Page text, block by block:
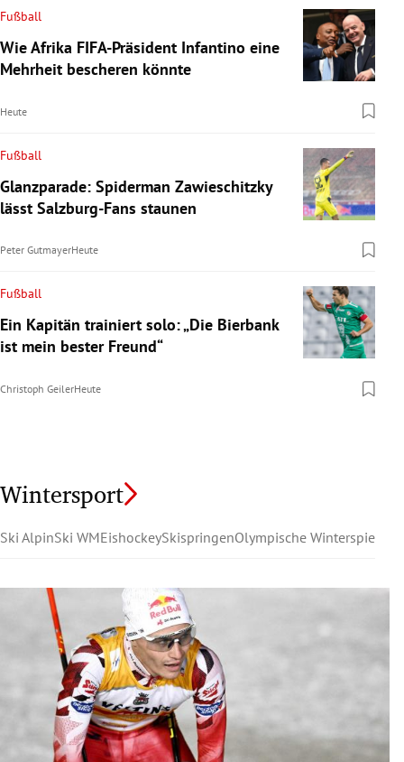
Fußball
Wie Afrika FIFA-Präsident Infantino eine
Mehrheit bescheren könnte
Heute
Fußball
Glanzparade: Spiderman Zawieschitzky
lässt Salzburg-Fans staunen
Peter GutmayerHeute
Fußball
Ein Kapitän trainiert solo: „Die Bierbank
ist mein bester Freund“
Christoph GeilerHeute
Wintersport
Ski AlpinSki WMEishockeySkispringenOlympische Winterspiele